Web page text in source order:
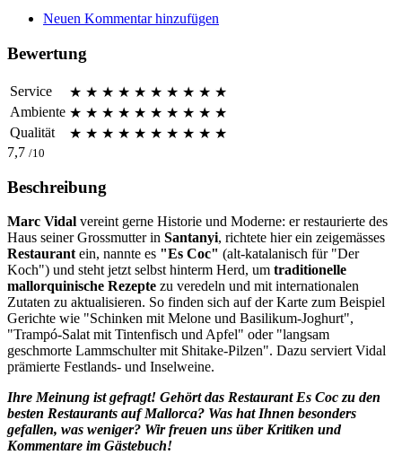
Neuen Kommentar hinzufügen
Bewertung
Service ★ ★ ★ ★ ★ ★ ★ ★ ★ ★
Ambiente ★ ★ ★ ★ ★ ★ ★ ★ ★ ★
Qualität
★ ★ ★ ★ ★ ★ ★ ★ ★ ★
7,7 /10
Beschreibung
Marc Vidal vereint gerne Historie und Moderne: er restaurierte des
Haus seiner Grossmutter in Santanyi, richtete hier ein zeigemässes
Restaurant ein, nannte es "Es Coc" (alt-katalanisch für "Der
Koch") und steht jetzt selbst hinterm Herd, um traditionelle
mallorquinische Rezepte zu veredeln und mit internationalen
Zutaten zu aktualisieren. So finden sich auf der Karte zum Beispiel
Gerichte wie "Schinken mit Melone und Basilikum-Joghurt",
"Trampó-Salat mit Tintenfisch und Apfel" oder "langsam
geschmorte Lammschulter mit Shitake-Pilzen". Dazu serviert Vidal
prämierte Festlands- und Inselweine.
Ihre Meinung ist gefragt! Gehört das Restaurant Es Coc zu den
besten Restaurants auf Mallorca? Was hat Ihnen besonders
gefallen, was weniger? Wir freuen uns über Kritiken und
Kommentare im Gästebuch!